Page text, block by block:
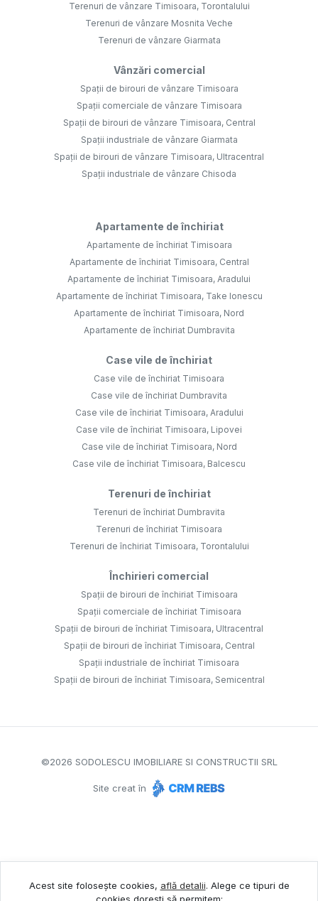
Terenuri de vânzare Timisoara, Torontalului
Terenuri de vânzare Mosnita Veche
Terenuri de vânzare Giarmata
Vânzări comercial
Spații de birouri de vânzare Timisoara
Spații comerciale de vânzare Timisoara
Spații de birouri de vânzare Timisoara, Central
Spații industriale de vânzare Giarmata
Spații de birouri de vânzare Timisoara, Ultracentral
Spații industriale de vânzare Chisoda
Apartamente de închiriat
Apartamente de închiriat Timisoara
Apartamente de închiriat Timisoara, Central
Apartamente de închiriat Timisoara, Aradului
Apartamente de închiriat Timisoara, Take Ionescu
Apartamente de închiriat Timisoara, Nord
Apartamente de închiriat Dumbravita
Case vile de închiriat
Case vile de închiriat Timisoara
Case vile de închiriat Dumbravita
Case vile de închiriat Timisoara, Aradului
Case vile de închiriat Timisoara, Lipovei
Case vile de închiriat Timisoara, Nord
Case vile de închiriat Timisoara, Balcescu
Terenuri de închiriat
Terenuri de închiriat Dumbravita
Terenuri de închiriat Timisoara
Terenuri de închiriat Timisoara, Torontalului
Închirieri comercial
Spații de birouri de închiriat Timisoara
Spații comerciale de închiriat Timisoara
Spații de birouri de închiriat Timisoara, Ultracentral
Spații de birouri de închiriat Timisoara, Central
Spații industriale de închiriat Timisoara
Spații de birouri de închiriat Timisoara, Semicentral
©2026 SODOLESCU IMOBILIARE SI CONSTRUCTII SRL
Site creat în
Acest site folosește cookies, află detalii. Alege ce tipuri de